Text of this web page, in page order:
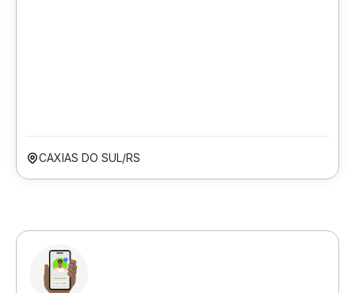
CAXIAS DO SUL/RS